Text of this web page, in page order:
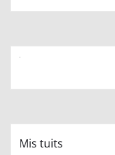
Mis tuits